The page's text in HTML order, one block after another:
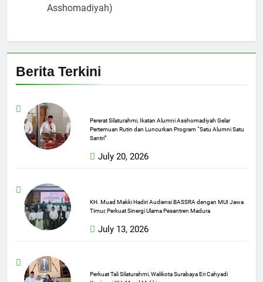
Asshomadiyah)
Berita Terkini
Pererat Silaturahmi, Ikatan Alumni Asshomadiyah Gelar
Pertemuan Rutin dan Luncurkan Program “Satu Alumni Satu
Santri”
July 20, 2026
KH. Muad Makki Hadiri Audiensi BASSRA dengan MUI Jawa
Timur, Perkuat Sinergi Ulama Pesantren Madura
July 13, 2026
Perkuat Tali Silaturahmi, Walikota Surabaya Eri Cahyadi